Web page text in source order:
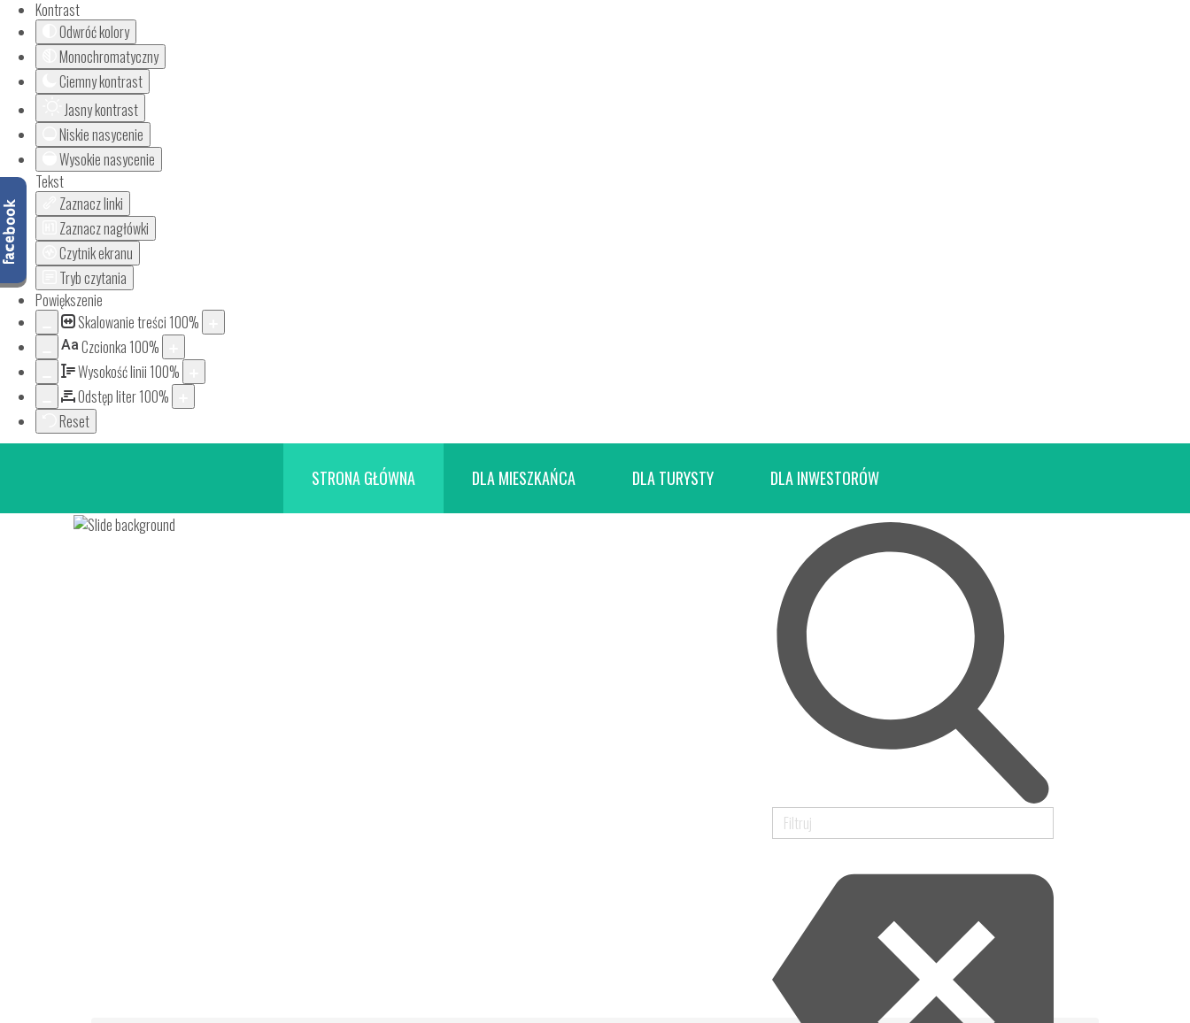
Kontrast
Odwróć kolory
Monochromatyczny
Ciemny kontrast
Jasny kontrast
Niskie nasycenie
Wysokie nasycenie
Tekst
Zaznacz linki
Zaznacz nagłówki
Czytnik ekranu
Tryb czytania
Powiększenie
Skalowanie treści 100%
Aa Czcionka 100%
Wysokość linii 100%
Odstęp liter100%
Reset
STRONA GŁÓWNA DLA MIESZKAŃCA DLA TURYSTY DLA INWESTORÓW